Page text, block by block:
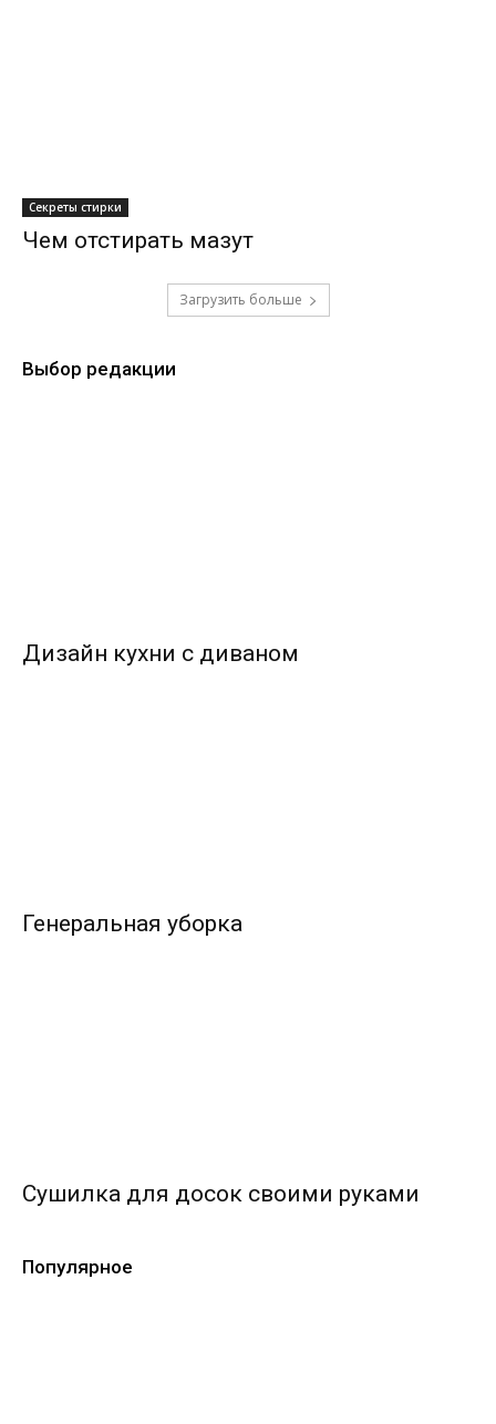
Секреты стирки
Чем отстирать мазут
Загрузить больше
Выбор редакции
Дизайн кухни с диваном
Генеральная уборка
Сушилка для досок своими руками
Популярное